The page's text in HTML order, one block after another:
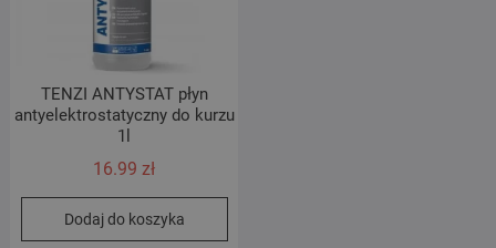
TENZI ANTYSTAT płyn
antyelektrostatyczny do kurzu
1l
16.99zł
Dodaj do koszyka